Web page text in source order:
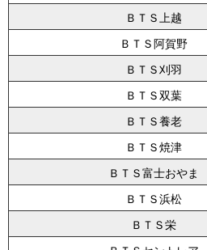
ＢＴＳ上越
ＢＴＳ阿賀野
ＢＴＳ刈羽
ＢＴＳ双葉
ＢＴＳ養老
ＢＴＳ焼津
ＢＴＳ富士おやま
ＢＴＳ浜松
ＢＴＳ栄